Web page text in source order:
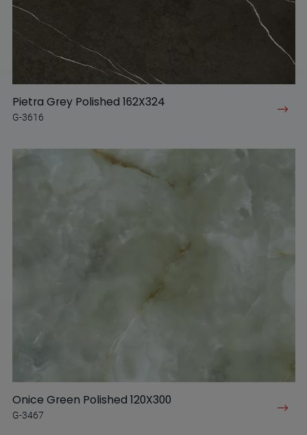
Pietra Grey Polished 162X324
G-3616
Onice Green Polished 120X300
G-3467